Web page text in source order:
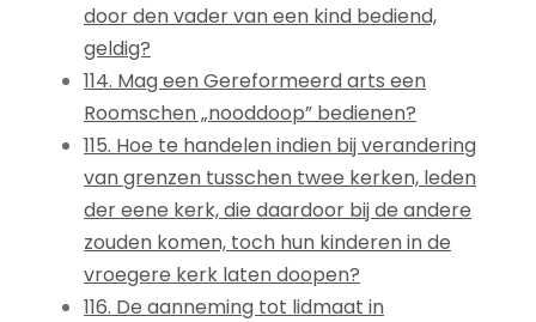
door den vader van een kind bediend,
geldig?
114. Mag een Gereformeerd arts een
Roomschen „nooddoop” bedienen?
115. Hoe te handelen indien bij verandering
van grenzen tusschen twee kerken, leden
der eene kerk, die daardoor bij de andere
zouden komen, toch hun kinderen in de
vroegere kerk laten doopen?
116. De aanneming tot lidmaat in